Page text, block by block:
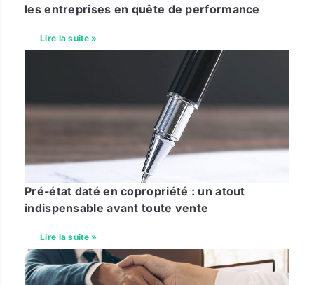
les entreprises en quête de performance
Lire la suite »
Pré-état daté en copropriété : un atout
indispensable avant toute vente
Lire la suite »